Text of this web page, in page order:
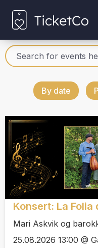
By date
Konsert: La Folia
Mari Askvik og
25.08.2026 13:00 @